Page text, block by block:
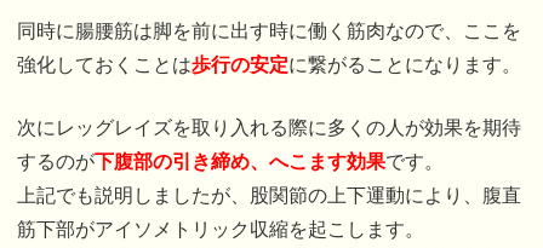
同時に腸腰筋は脚を前に出す時に働く筋肉なので、ここを
強化しておくことは歩行の安定に繋がることになります。
次にレッグレイズを取り入れる際に多くの人が効果を期待
するのが下腹部の引き締め、へこます効果です。
上記でも説明しましたが、股関節の上下運動により、腹直
筋下部がアイソメトリック収縮を起こします。